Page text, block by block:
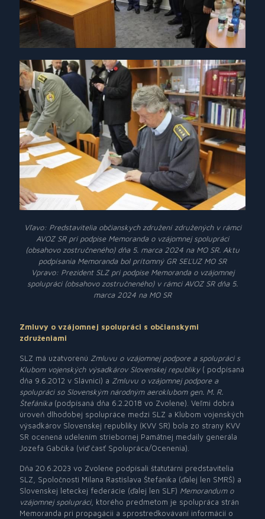
Vľavo: Predstavitelia občianskych združení združených v rámci
AVOZ SR pri podpise Memoranda o vzájomnej spolupráci
(obsahovo zostručneného) dňa 5. marca 2024 na MO SR. Aktu
podpísania Memoranda bol prítomný GR SEĽUZ MO SR
Vpravo: Prezident SLZ pri podpise Memoranda o vzájomnej
spolupráci (obsahovo zostručneného) v rámci AVOZ SR dňa 5.
marca 2024 na MO SR
Zmluvy o vzájomnej spolupráci s občianskymi
združeniami
SLZ má uzatvorenú Zmluvu o vzájomnej podpore a spolupráci s
Klubom vojenských výsadkárov Slovenskej republiky( podpísaná
dňa 9.6.2012 v Slávnici) a Zmluvu o vzájomnej podpore a
spolupráci so Slovenským národným aeroklubom gen. M. R.
Štefánika(podpísaná dňa 6.2.2018 vo Zvolene). Veľmi dobrá
úroveň dlhodobej spolupráce medzi SLZ a Klubom vojenských
výsadkárov Slovenskej republiky (KVV SR) bola zo strany KVV
SR ocenená udelením striebornej Pamätnej medaily generála
Jozefa Gabčíka (viď časť Spolupráca/Ocenenia).
Dňa 20.6.2023 vo Zvolene podpísali štatutárni predstavitelia
SLZ, Spoločnosti Milana Rastislava Štefánika (ďalej len SMRŠ) a
Slovenskej leteckej federácie (ďalej len SLF) Memorandum o
vzájomnej spolupráci, ktorého predmetom je spolupráca strán
Memoranda pri propagácii a sprostredkovávaní informácií o